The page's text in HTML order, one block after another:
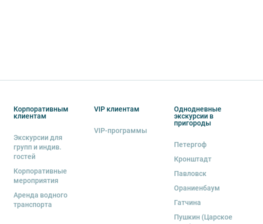
Корпоративным
клиентам
Экскурсии для
групп и индив.
гостей
Корпоративные
мероприятия
Аренда водного
транспорта
VIP клиентам
VIP-программы
Однодневные
экскурсии в
пригороды
Петергоф
Кронштадт
Павловск
Ораниенбаум
Гатчина
Пушкин (Царское